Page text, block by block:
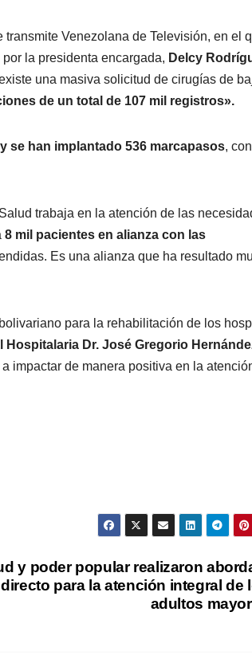
Venezolana de Televisión, en el
la presidenta encargada, Delcy
una masiva solicitud de cirugías de
de un total de 107 mil registros».
se han implantado 536 marcapasos,
trabaja en la atención de las
8 mil pacientes en alianza con las
Es una alianza que ha resultado
para la rehabilitación de los
Hospitalaria Dr. José Gregorio
impactar de manera positiva en la
y poder popular realizaron
directo para la atención integral de
adultos